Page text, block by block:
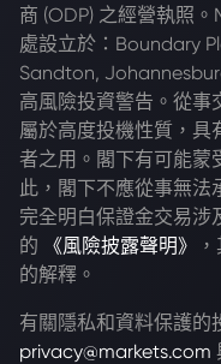
商 (ODP) 之經營執照
處設立於：Boundary
Sandton,
高風險投資警告。從事
屬於高度投機性質，具
者之用。閣下有可能蒙
此，閣下不應從事無
完全明白保證金交易涉
的
《風險披露聲明》
的解釋。
有關隱私和資料保護的
privacy@markets.com